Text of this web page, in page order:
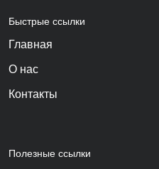
Быстрые ссылки
Главная
О нас
Контакты
Полезные ссылки